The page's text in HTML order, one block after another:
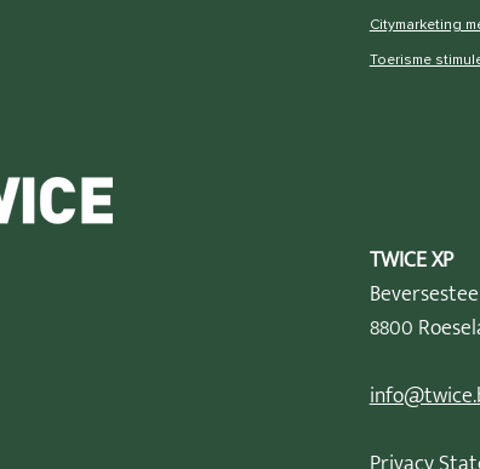
Citymarketing
Toerisme
TWICE XP
8800